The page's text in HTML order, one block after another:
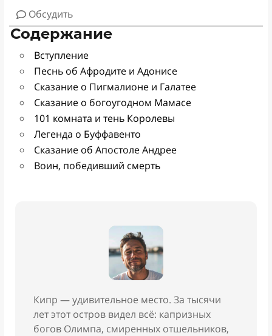
Обсудить
Содержание
Вступление
Песнь об Афродите и Адонисе
Сказание о Пигмалионе и Галатее
Сказание о богоугодном Мамасе
101 комната и тень Королевы
Легенда о Буффавенто
Сказание об Апостоле Андрее
Воин, победивший смерть
Кипр — удивительное место. За тысячи
лет этот остров видел всё: капризных
богов Олимпа, смиренных отшельников,